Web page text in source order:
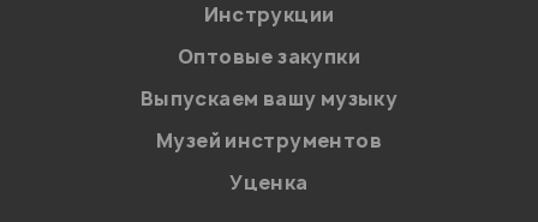
на обработку персональных данных в
Политикой в отношении обработки
персональных данных.
Введите проверочное число:
Инструкции
Оптовые закупки
Выпускаем вашу музыку
Музей инструментов
Уценка